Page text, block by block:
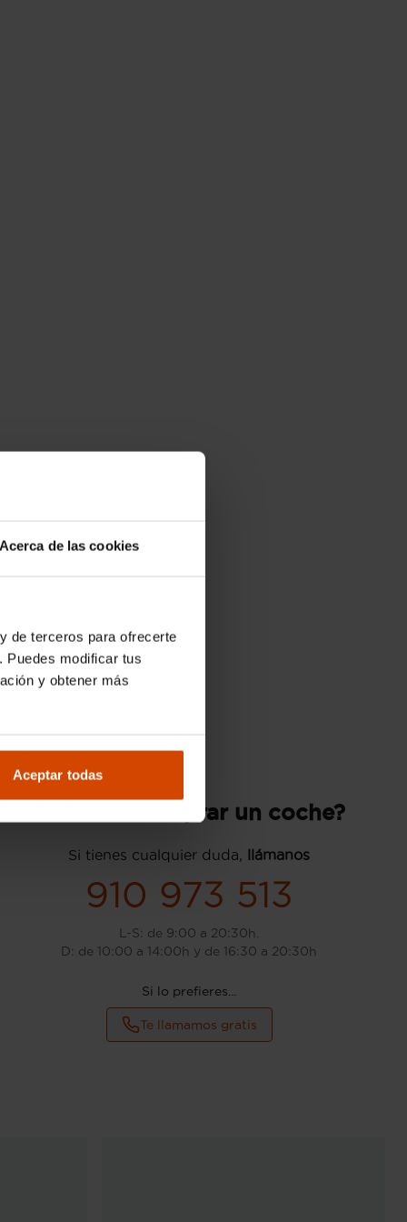
Acerca de las cookies
de terceros para ofrecerte
Puedes modificar tus
y obtener más
Aceptar todas
¿Quieres comprar un coche?
Si tienes cualquier duda, llámanos
910 973 513
L-S: de 9:00 a 20:30h.
D: de 10:00 a 14:00h y de 16:30 a 20:30h
Si lo prefieres...
Te llamamos gratis